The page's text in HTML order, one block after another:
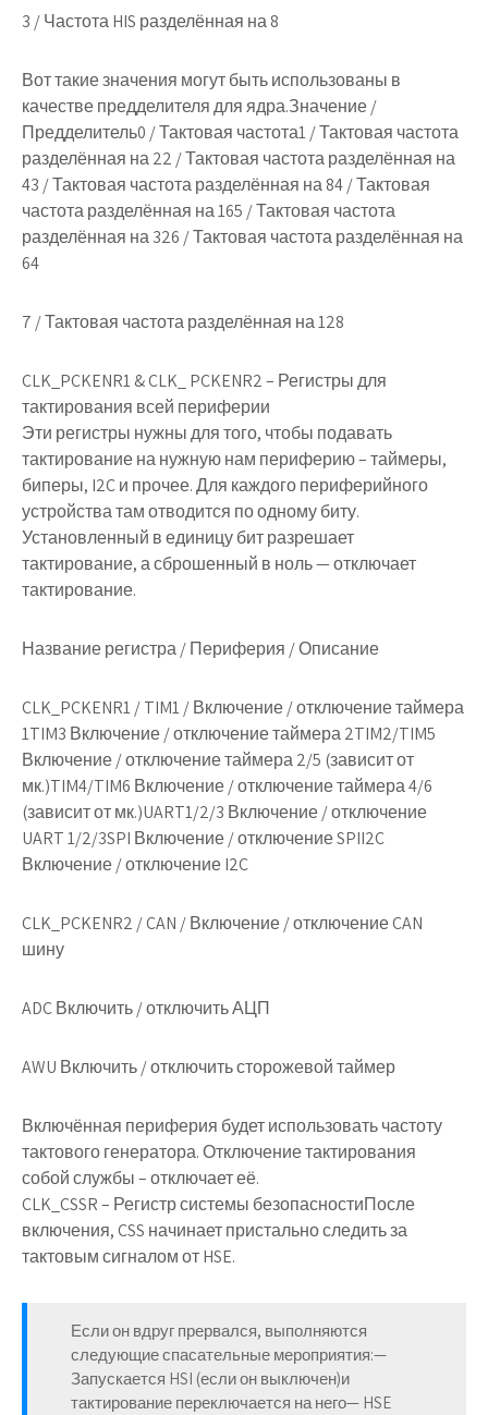
3 / Частота HIS разделённая на 8
Вот такие значения могут быть использованы в
качестве предделителя для ядра.Значение /
Предделитель0 / Тактовая частота1 / Тактовая частота
разделённая на 22 / Тактовая частота разделённая на
43 / Тактовая частота разделённая на 84 / Тактовая
частота разделённая на 165 / Тактовая частота
разделённая на 326 / Тактовая частота разделённая на
64
7 / Тактовая частота разделённая на 128
CLK_PCKENR1&CLK_ PCKENR2– Регистры для
тактирования всей периферии
Эти регистры нужны для того, чтобы подавать
тактирование на нужную нам периферию – таймеры,
биперы, I2C и прочее. Для каждого периферийного
устройства там отводится по одному биту.
Установленный в единицу бит разрешает
тактирование, а сброшенный в ноль — отключает
тактирование.
Название регистра/Периферия /Описание
CLK_PCKENR1/TIM1/Включение / отключение таймера
1TIM3 Включение / отключение таймера 2TIM2/TIM5
Включение / отключение таймера 2/5 (зависит от
мк.)TIM4/TIM6 Включение / отключение таймера 4/6
(зависит от мк.)UART1/2/3 Включение / отключение
UART 1/2/3SPI Включение / отключение SPII2C
Включение / отключение I2C
CLK_PCKENR2 /CAN /Включение / отключение CAN
шину
ADC Включить / отключить АЦП
AWU Включить / отключить сторожевой таймер
Включённая периферия будет использовать частоту
тактового генератора. Отключение тактирования
собой службы – отключает её.
CLK_CSSR– Регистр системы безопасностиПосле
включения, CSS начинает пристально следить за
тактовым сигналом от HSE.
Если он вдруг прервался, выполняются
следующие спасательные мероприятия:—
Запускается HSI (если он выключен)и
тактирование переключается на него— HSE